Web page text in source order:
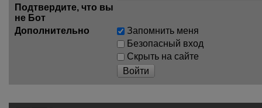
Подтвердите, что вы
не Бот
Дополнительно
Запомнить меня
Безопасный вход
Скрыть на сайте
Войти